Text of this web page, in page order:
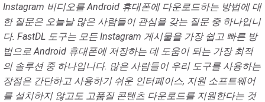
Instagram 비디오를 Android 휴대폰에 다운로드하는 방법에 대
한 질문은 오늘날 많은 사람들이 관심을 갖는 질문 중 하나입니
다. FastDL 도구는 모든 Instagram 게시물을 가장 쉽고 빠른 방
법으로 Android 휴대폰에 저장하는 데 도움이 되는 가장 최적
의 솔루션 중 하나입니다. 많은 사람들이 우리 도구를 사용하는
장점은 간단하고 사용하기 쉬운 인터페이스, 지원 소프트웨어
를 설치하지 않고도 고품질 콘텐츠 다운로드를 지원한다는 것